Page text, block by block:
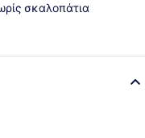
σκαλοπάτια